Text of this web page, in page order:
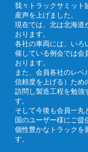
我々トラックサミット
産声を上げました。
現在では、北は北海道
おります。
各社の車両には、いろ
催している例会では会
おります。
また、会員各社のレ
信頼度を上げる）ため
訪問し製造工程を勉強
す。
そして今後も会員一丸
国のユーザー様にご提
個性豊かなトラックを
す。